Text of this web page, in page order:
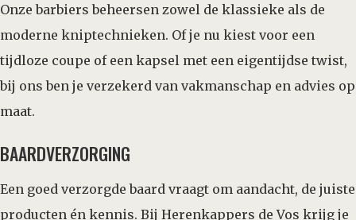
Onze barbiers beheersen zowel de klassieke als de
moderne kniptechnieken. Of je nu kiest voor een
tijdloze coupe of een kapsel met een eigentijdse twist,
bij ons ben je verzekerd van vakmanschap en advies op
maat.
BAARDVERZORGING
Een goed verzorgde baard vraagt om aandacht, de juiste
producten én kennis. Bij Herenkappers de Vos krijg je